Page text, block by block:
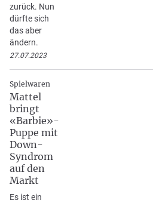
zurück. Nun
dürfte sich
das aber
ändern.
27.07.2023
Spielwaren
Mattel
bringt
«Barbie»-
Puppe mit
Down-
Syndrom
auf den
Markt
Es ist ein